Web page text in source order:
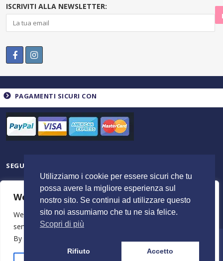
We value your privacy
We use cookies to enhance your browsing experience,
serve personalised ads or content, and analyse our traffic.
By clicking "Accept All", you consent to our use of cookies.
ISCRIVITI ALLA NEWSLETTER:
PAGAMENTI SICURI CON
SEGUICI SU
© 2023 ItalyShoppers - P.I 02720720602 | Credit byMimosaBlu
Utilizziamo i cookie per essere sicuri che tu
possa avere la migliore esperienza sul
nostro sito. Se continui ad utilizzare questo
sito noi assumiamo che tu ne sia felice.
Scopri di più
Rifiuto Accetto